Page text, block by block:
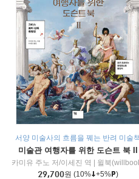
서양 미술사의 흐름을 꿰는 반려 미술
미술관 여행자를 위한 도슨트 북 II
카미유 주노 저/이세진 역
윌북
29,700원 (10% +5% )